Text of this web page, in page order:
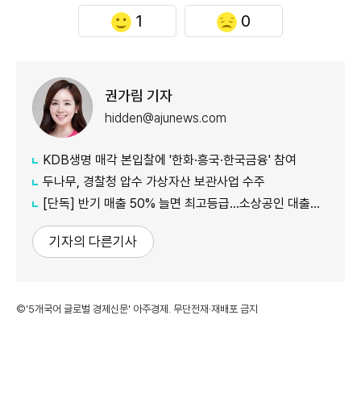
1 0
권가림 기자
hidden@ajunews.com
KDB생명 매각 본입찰에 '한화·흥국·한국금융' 참여
두나무, 경찰청 압수 가상자산 보관사업 수주
[단독] 반기 매출 50% 늘면 최고등급…소상공인 대출에 성장성 반영
기자의 다른기사
©'5개국어 글로벌 경제신문' 아주경제. 무단전재·재배포 금지